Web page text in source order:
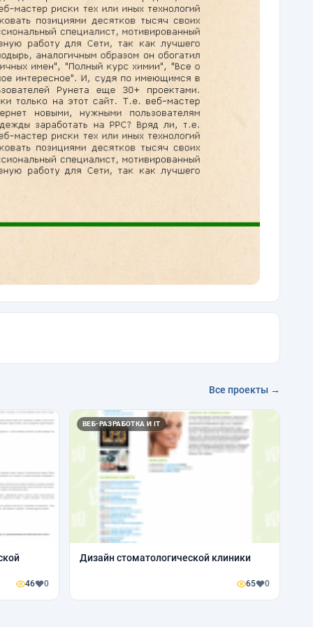
Все проекты →
46 0
ВЕБ-РАЗРАБОТКА И IT
Дизайн стоматологической клиники
65 0